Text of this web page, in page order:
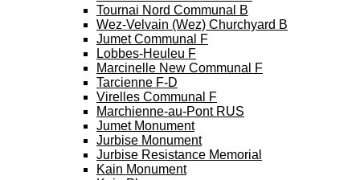
Tournai Nord Communal B
Wez-Velvain (Wez) Churchyard B
Jumet Communal F
Lobbes-Heuleu F
Marcinelle New Communal F
Tarcienne F-D
Virelles Communal F
Marchienne-au-Pont RUS
Jumet Monument
Jurbise Monument
Jurbise Resistance Memorial
Kain Monument